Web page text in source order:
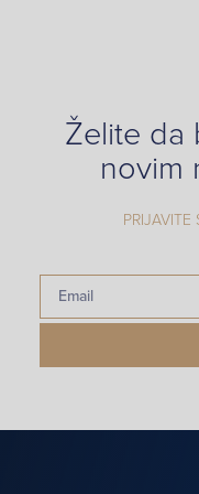
Želite da
novim
PRIJAVITE